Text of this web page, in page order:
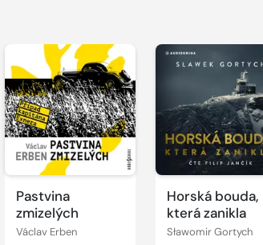
Pastvina
zmizelých
Václav Erben
Přehrát
ukázku
Horská bouda,
která zanikla
Sławomir Gortych